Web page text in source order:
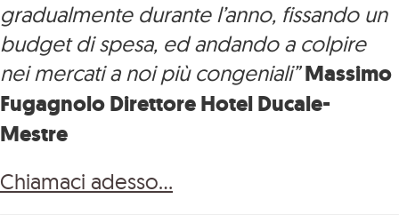
gradualmente durante l’anno, fissando un
budget di spesa, ed andando a colpire
nei mercati a noi più congeniali” Massimo
Fugagnolo Direttore Hotel Ducale-
Mestre
Chiamaci adesso…